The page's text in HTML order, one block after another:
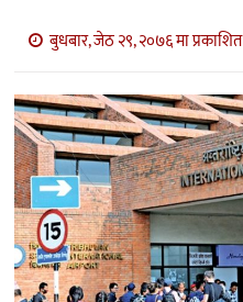
भिडियो
सिफारिस
बुधबार, जेठ २९, २०७६ मा प्रकाशित